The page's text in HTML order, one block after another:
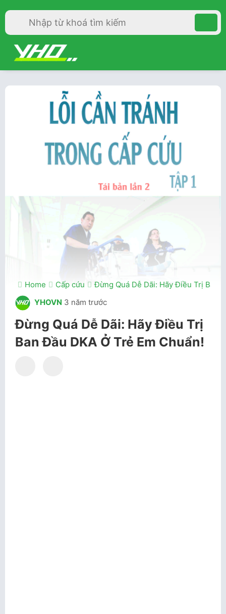
Home Cấp cứu
Đừng Quá Dễ Dãi: Hãy Điều Trị Ban
YHOVN 3 năm trước
Đừng Quá Dễ Dãi: Hãy Điều Trị
Ban Đầu DKA Ở Trẻ Em Chuẩn!